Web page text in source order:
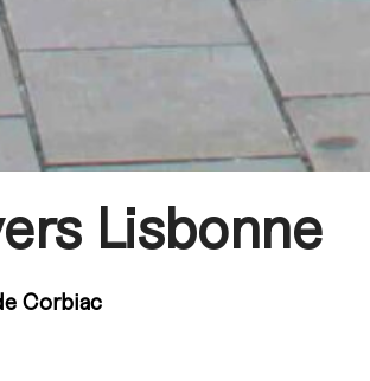
Lisbonne
Corbiac